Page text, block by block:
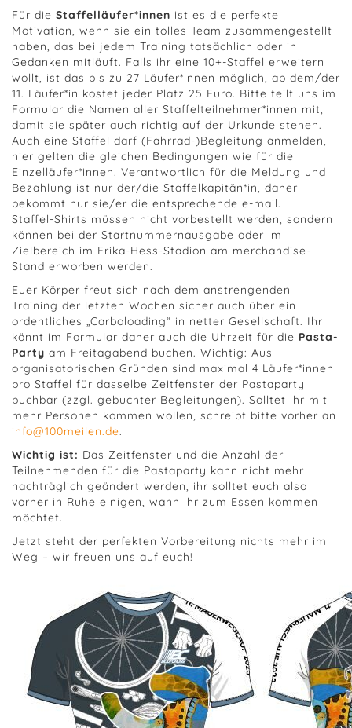
Für die Staffelläufer*innen ist es die perfekte
Motivation, wenn sie ein tolles Team zusammengestellt
haben, das bei jedem Training tatsächlich oder in
Gedanken mitläuft. Falls ihr eine 10+-Staffel erweitern
wollt, ist das bis zu 27 Läufer*innen möglich, ab dem/der
11. Läufer*in kostet jeder Platz 25 Euro. Bitte teilt uns im
Formular die Namen aller Staffelteilnehmer*innen mit,
damit sie später auch richtig auf der Urkunde stehen.
Auch eine Staffel darf (Fahrrad-)Begleitung anmelden,
hier gelten die gleichen Bedingungen wie für die
Einzelläufer*innen. Verantwortlich für die Meldung und
Bezahlung ist nur der/die Staffelkapitän*in, daher
bekommt nur sie/er die entsprechende e-mail.
Staffel-Shirts müssen nicht vorbestellt werden, sondern
können bei der Startnummernausgabe oder im
Zielbereich im Erika-Hess-Stadion am merchandise-
Stand erworben werden.
Euer Körper freut sich nach dem anstrengenden
Training der letzten Wochen sicher auch über ein
ordentliches „Carboloading“ in netter Gesellschaft. Ihr
könnt im Formular daher auch die Uhrzeit für die Pasta-
Party am Freitagabend buchen. Wichtig: Aus
organisatorischen Gründen sind maximal 4 Läufer*innen
pro Staffel für dasselbe Zeitfenster der Pastaparty
buchbar (zzgl. gebuchter Begleitungen). Solltet ihr mit
mehr Personen kommen wollen, schreibt bitte vorher an
info@100meilen.de.
Wichtig ist: Das Zeitfenster und die Anzahl der
Teilnehmenden für die Pastaparty kann nicht mehr
nachträglich geändert werden, ihr solltet euch also
vorher in Ruhe einigen, wann ihr zum Essen kommen
möchtet.
Jetzt steht der perfekten Vorbereitung nichts mehr im
Weg – wir freuen uns auf euch!